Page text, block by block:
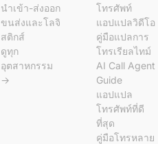
นำเข้า-ส่งออก
ขนส่งและโลจิ
สติกส์
ดูทุก
อุตสาหกรรม
→
โทรศัพท์
แอปแปลวิดีโอ
คู่มือแปลการ
โทรเรียลไทม์
AI Call Agent
Guide
แอปแปล
โทรศัพท์ที่ดี
ที่สุด
คู่มือโทรหลาย